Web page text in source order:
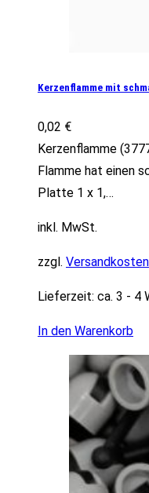
Kerzenflamme mit
0,02 €
Kerzenflamme
Flamme hat einen
Platte 1 x 1,…
inkl. MwSt.
zzgl. Versandkosten
Lieferzeit: ca. 3 - 4
In den Warenkorb